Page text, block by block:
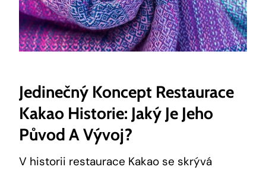
Jedinečný Koncept Restaurace
Kakao Historie: Jaký ⁢je Jeho
Původ A ‍vývoj?
V historii restaurace Kakao se skrývá